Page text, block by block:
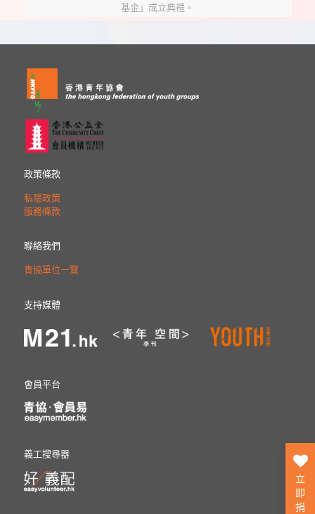
基金」成立典禮。
政策條款
私隱政策
服務條款
聯絡我們
青協單位一覽
支持媒體
會員平台
義工搜尋器
立
即
捐